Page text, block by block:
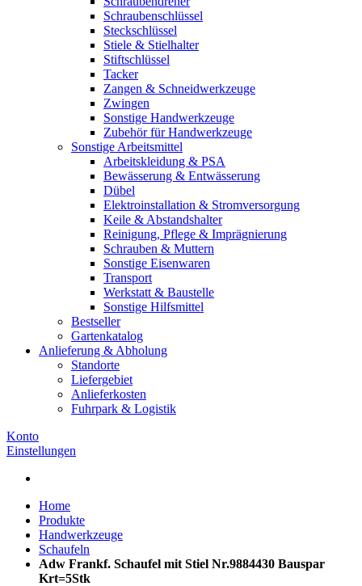
Schraubenschlüssel
Steckschlüssel
Stiele & Stielhalter
Stiftschlüssel
Tacker
Zangen & Schneidwerkzeuge
Zwingen
Sonstige Handwerkzeuge
Zubehör für Handwerkzeuge
Sonstige Arbeitsmittel
Arbeitskleidung & PSA
Bewässerung & Entwässerung
Dübel
Elektroinstallation & Stromversorgung
Keile & Abstandshalter
Reinigung, Pflege & Imprägnierung
Schrauben & Muttern
Sonstige Eisenwaren
Transport
Werkstatt & Baustelle
Sonstige Hilfsmittel
Bestseller
Gartenkatalog
Anlieferung & Abholung
Standorte
Liefergebiet
Anlieferkosten
Fuhrpark & Logistik
Konto
Einstellungen
Home
Produkte
Handwerkzeuge
Schaufeln
Adw Frankf. Schaufel mit Stiel Nr.9884430 Bauspar
Krt=5Stk